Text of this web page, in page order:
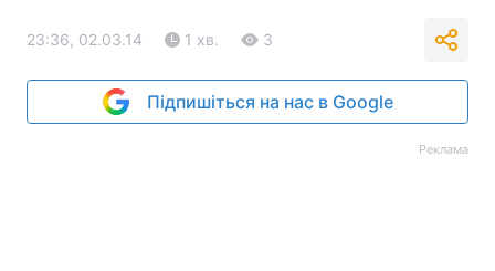
23:36, 02.03.14 1 хв. 3
Підпишіться на нас в Google
Реклама